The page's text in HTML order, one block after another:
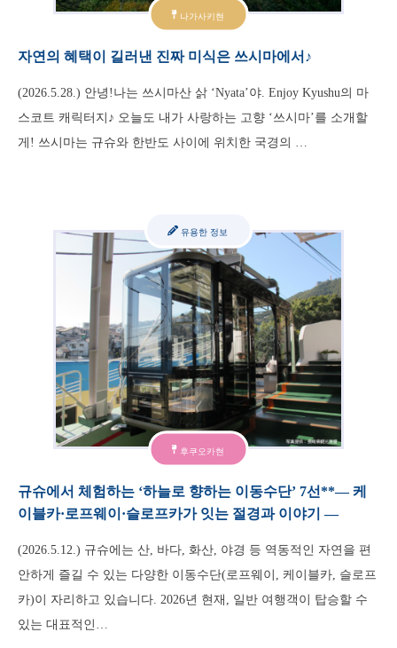
나가사키현
자연의 혜택이 길러낸 진짜 미식은 쓰시마에서♪
(2026.5.28.) 안녕!나는 쓰시마산 삵 ‘Nyata’야. Enjoy Kyushu의 마
스코트 캐릭터지♪ 오늘도 내가 사랑하는 고향 ‘쓰시마’를 소개할
게! 쓰시마는 규슈와 한반도 사이에 위치한 국경의 …
후쿠오카현
유용한 정보
규슈에서 체험하는 ‘하늘로 향하는 이동수단’ 7선**— 케
이블카·로프웨이·슬로프카가 잇는 절경과 이야기 —
(2026.5.12.) 규슈에는 산, 바다, 화산, 야경 등 역동적인 자연을 편
안하게 즐길 수 있는 다양한 이동수단(로프웨이, 케이블카, 슬로프
카)이 자리하고 있습니다. 2026년 현재, 일반 여행객이 탑승할 수
있는 대표적인…